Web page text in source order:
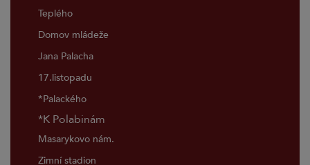
Teplého
Domov mládeže
Jana Palacha
17.listopadu
*Palackého
*K Polabinám
Masarykovo nám.
Zimní stadion